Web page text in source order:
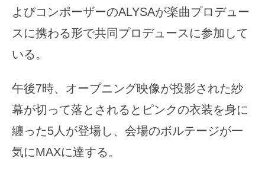
よびコンポーザーのALYSAが楽曲プロデュー
スに携わる形で共同プロデュースに参加して
いる。
午後7時、オープニング映像が投影された紗
幕が切って落とされるとピンクの衣装を身に
纏った5人が登場し、会場のボルテージが一
気にMAXに達する。